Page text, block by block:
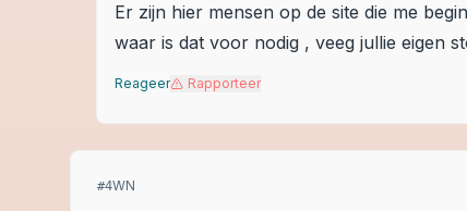
Er zijn hier mensen op de site die me
waar is dat voor nodig , veeg jullie eigen
Reageer Rapporteer
#4WN